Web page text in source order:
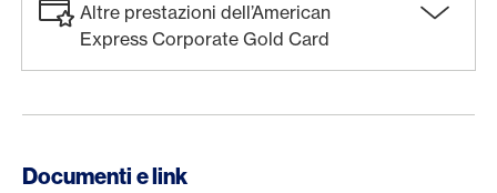
Altre prestazioni dell’American
Express Corporate Gold Card
Documenti e link